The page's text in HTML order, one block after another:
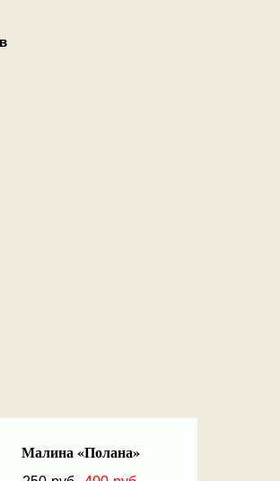
Малина «Полана»